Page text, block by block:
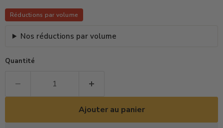
Réductions par volume
Nos réductions par volume
Quantité
Ajouter au panier